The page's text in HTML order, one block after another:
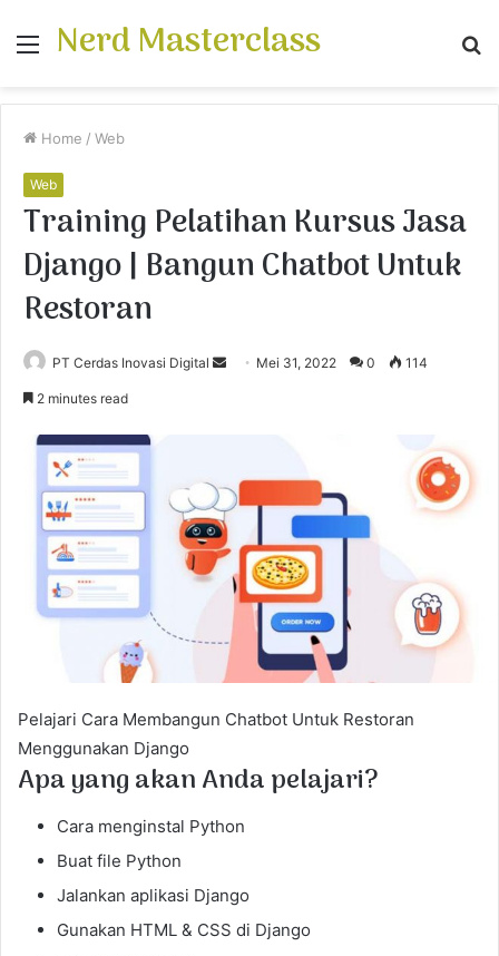
Menu
Nerd Masterclass
Home / Web
Web
Training Pelatihan Kursus Jasa
Django | Bangun Chatbot Untuk
Restoran
PT Cerdas Inovasi Digital
n
e
m
a
Mei 31, 2022 0 114
2 minutes read
Pelajari Cara Membangun Chatbot Untuk Restoran
Menggunakan Django
Apa yang akan Anda pelajari?
Cara menginstal Python
Buat file Python
Jalankan aplikasi Django
Gunakan HTML & CSS di Django